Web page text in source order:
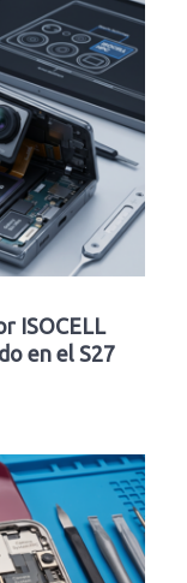
ISOCELL
en el S27